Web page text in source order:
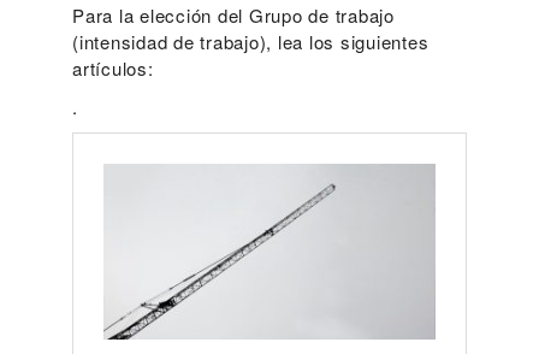
Para la elección del Grupo de trabajo
(intensidad de trabajo), lea los siguientes
artículos:
.